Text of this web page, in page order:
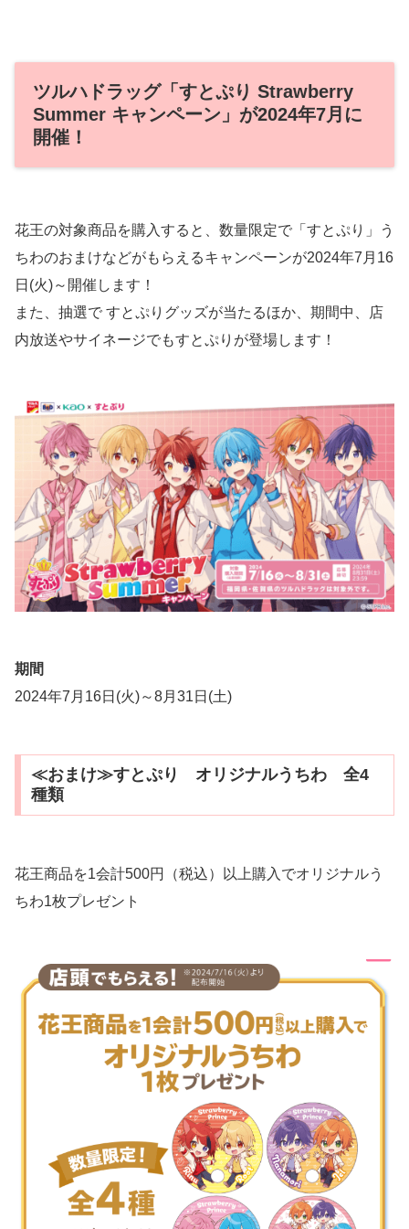
ツルハドラッグ「すとぷり Strawberry
Summer キャンペーン」が2024年7月に
開催！
花王の対象商品を購入すると、数量限定で「すとぷり」う
ちわのおまけなどがもらえるキャンペーンが2024年7月16
日(火)～開催します！
また、抽選で すとぷりグッズが当たるほか、期間中、店
内放送やサイネージでもすとぷりが登場します！
期間
2024年7月16日(火)～8月31日(土)
≪おまけ≫すとぷり オリジナルうちわ 全4
種類
花王商品を1会計500円（税込）以上購入でオリジナルう
ちわ1枚プレゼント